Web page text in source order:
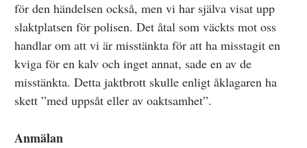
för den händelsen också, men vi har själva visat upp
slaktplatsen för polisen. Det åtal som väckts mot oss
handlar om att vi är misstänkta för att ha misstagit en
kviga för en kalv och inget annat, sade en av de
misstänkta. Detta jaktbrott skulle enligt åklagaren ha
skett ”med uppsåt eller av oaktsamhet”.
Anmälan